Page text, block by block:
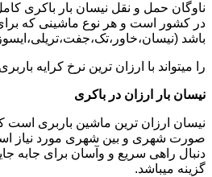
ناوگان حمل و نقل نیسان بار باکری
در کشور است و هر نوع ماشینی که
باشد
را میتواند با ارزان ترین نرخ کرایه
نیسان بار ارزان در باکری
نیسان ارزان ترین ماشین باربری است
صورت شهری و بین شهری مورد نیاز
دنبال راهی سریع و وآسان برای جابه
گزینه میباشد.